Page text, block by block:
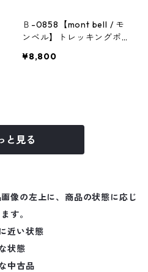
Ｂ-0858【mont bell / モ
ンベル】トレッキングポー
ロックアンチショック EN
¥8,800
と見る
像の左上に、商品の状態に応じ
す。
近い状態
状態
中古品